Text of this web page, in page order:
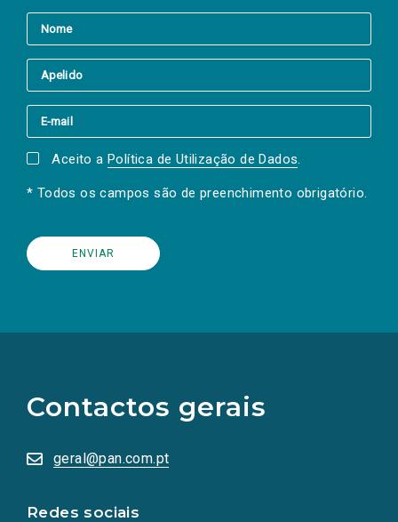
Aceito a Política de Utilização de Dados.
* Todos os campos são de preenchimento obrigatório.
Contactos gerais
geral@pan.com.pt
Redes sociais
redes
sociais
numa
nova